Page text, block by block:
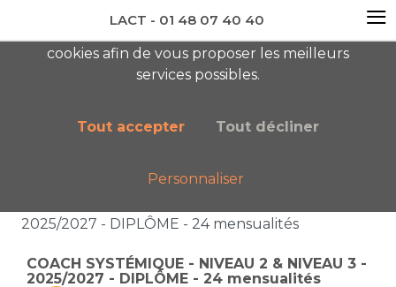
newsletter AC
Boutique
Catalogue général
2025/2027 - DIPLÔME - 24 mensualités
COACH SYSTÉMIQUE - NIVEAU 2 & NIVEAU 3 -
2025/2027 - DIPLÔME - 24 mensualités
cookies afin de vous proposer les meilleurs
services possibles.
Tout accepter Tout décliner
Personnaliser
LACT - 01 48 07 40 40 ≡